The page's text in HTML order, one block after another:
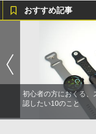
おすすめ記事
初心者の方におくる、
認したい10のこと